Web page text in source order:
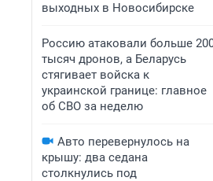
выходных в Новосибирске
Россию атаковали больше
тысяч дронов, а Беларусь
стягивает войска к
украинской границе: главное
об СВО за неделю
Авто перевернулось на
крышу: два седана
столкнулись под